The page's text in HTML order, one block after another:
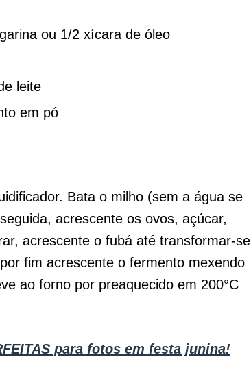
ou 1/2 xícara de óleo
leite
em pó
Bata o milho (sem a água se
acrescente os ovos, açúcar,
acrescente o fubá até transformar-se
fim acrescente o fermento mexendo
ao forno por preaquecido em 200°C
para fotos em festa junina!